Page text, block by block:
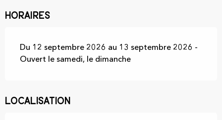
Horaires
Du 12 septembre 2026 au 13 septembre 2026 -
Ouvert le samedi, le dimanche
Localisation